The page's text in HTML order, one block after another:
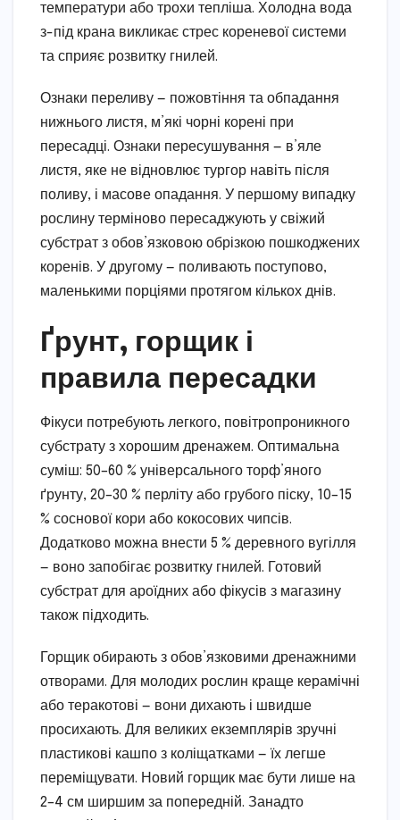
температури або трохи тепліша. Холодна вода
з-під крана викликає стрес кореневої системи
та сприяє розвитку гнилей.
Ознаки переливу — пожовтіння та обпадання
нижнього листя, м’які чорні корені при
пересадці. Ознаки пересушування — в’яле
листя, яке не відновлює тургор навіть після
поливу, і масове опадання. У першому випадку
рослину терміново пересаджують у свіжий
субстрат з обов’язковою обрізкою пошкоджених
коренів. У другому — поливають поступово,
маленькими порціями протягом кількох днів.
Ґрунт, горщик і
правила пересадки
Фікуси потребують легкого, повітропроникного
субстрату з хорошим дренажем. Оптимальна
суміш: 50–60 % універсального торф’яного
ґрунту, 20–30 % перліту або грубого піску, 10–15
% соснової кори або кокосових чипсів.
Додатково можна внести 5 % деревного вугілля
— воно запобігає розвитку гнилей. Готовий
субстрат для ароїдних або фікусів з магазину
також підходить.
Горщик обирають з обов’язковими дренажними
отворами. Для молодих рослин краще керамічні
або теракотові — вони дихають і швидше
просихають. Для великих екземплярів зручні
пластикові кашпо з коліщатками — їх легше
переміщувати. Новий горщик має бути лише на
2–4 см ширшим за попередній. Занадто